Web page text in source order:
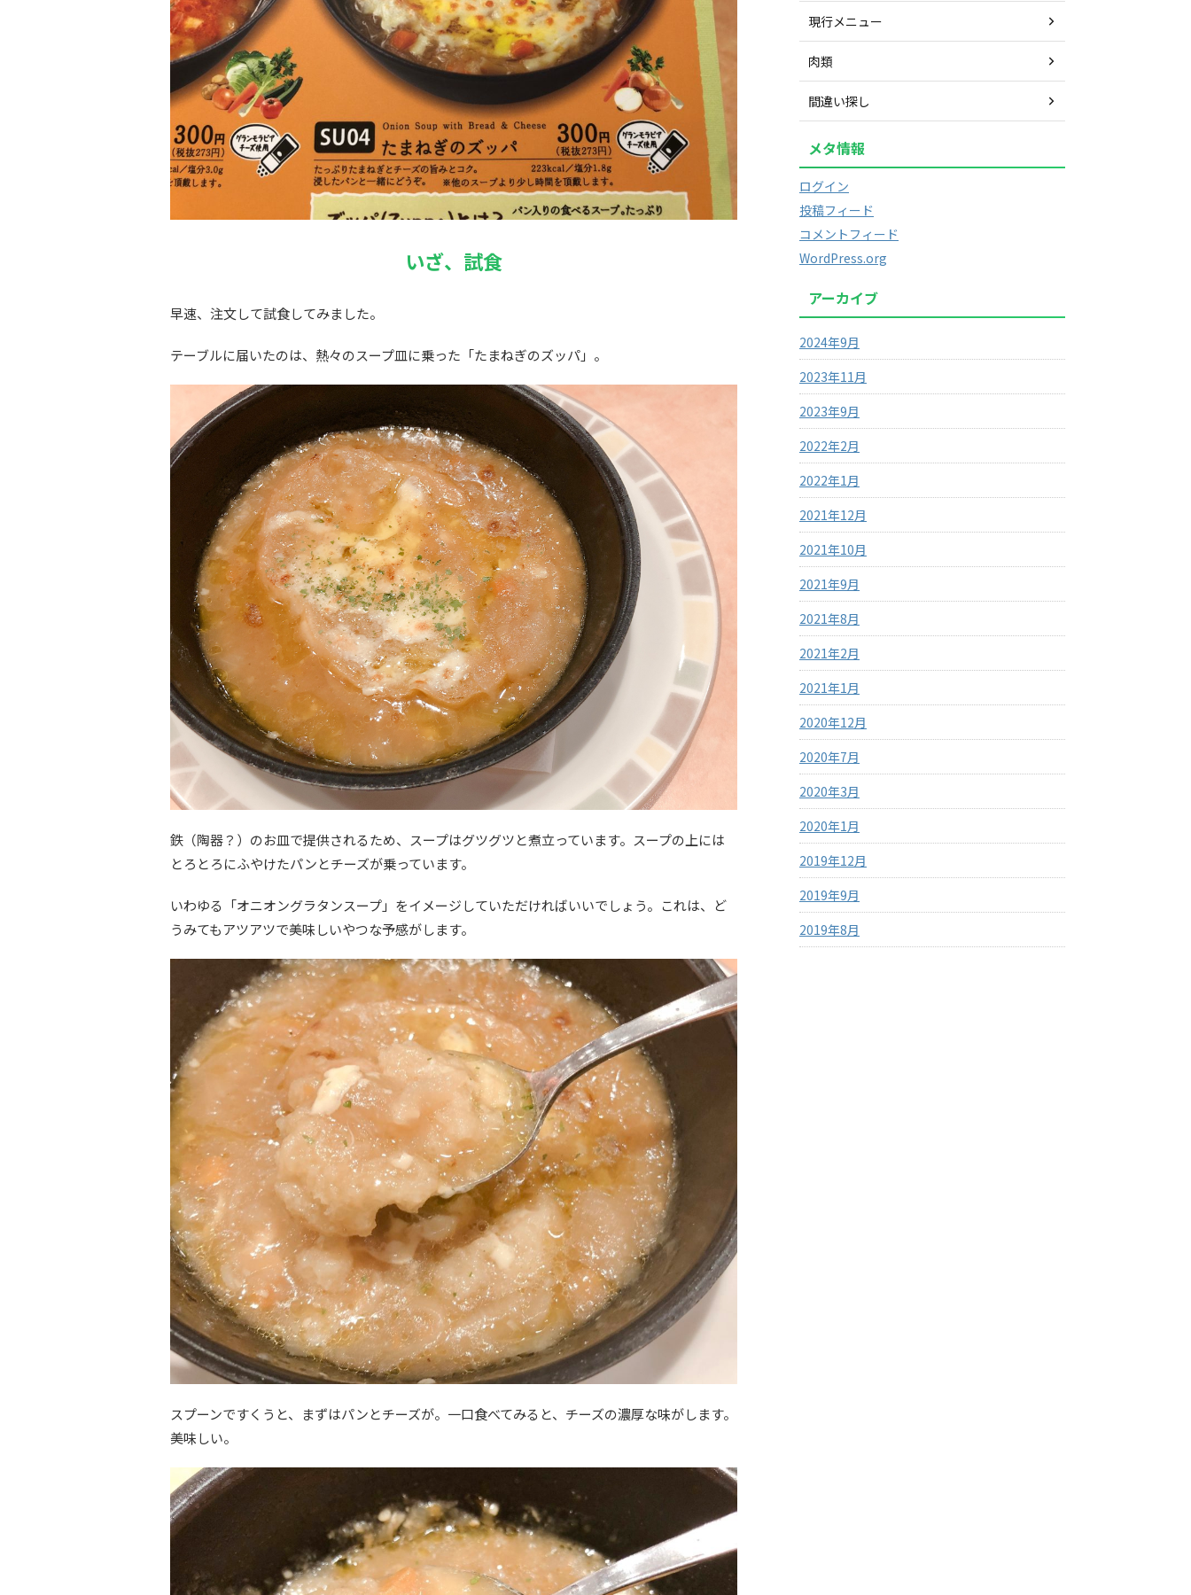
いざ、試食
早速、注文して試食してみました。
テーブルに届いたのは、熱々のスープ皿に乗った「たまねぎのズッパ」。
鉄（陶器？）のお皿で提供されるため、スープはグツグツと煮立っています。スープの上には
とろとろにふやけたパンとチーズが乗っています。
いわゆる「オニオングラタンスープ」をイメージしていただければいいでしょう。これは、ど
うみてもアツアツで美味しいやつな予感がします。
スプーンですくうと、まずはパンとチーズが。一口食べてみると、チーズの濃厚な味がします。
美味しい。
現行メニュー
肉類
間違い探し
メタ情報
ログイン
投稿フィード
コメントフィード
WordPress.org
アーカイブ
2024年9月
2023年11月
2023年9月
2022年2月
2022年1月
2021年12月
2021年10月
2021年9月
2021年8月
2021年2月
2021年1月
2020年12月
2020年7月
2020年3月
2020年1月
2019年12月
2019年9月
2019年8月